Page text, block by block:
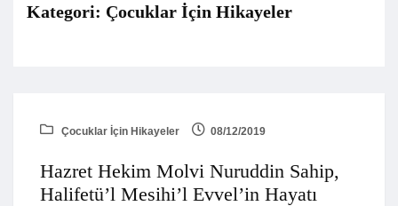
Kategori: Çocuklar İçin Hikayeler
Çocuklar İçin Hikayeler 08/12/2019
Hazret Hekim Molvi Nuruddin Sahip,
Halifetü’l Mesihi’l Evvel’in Hayatı